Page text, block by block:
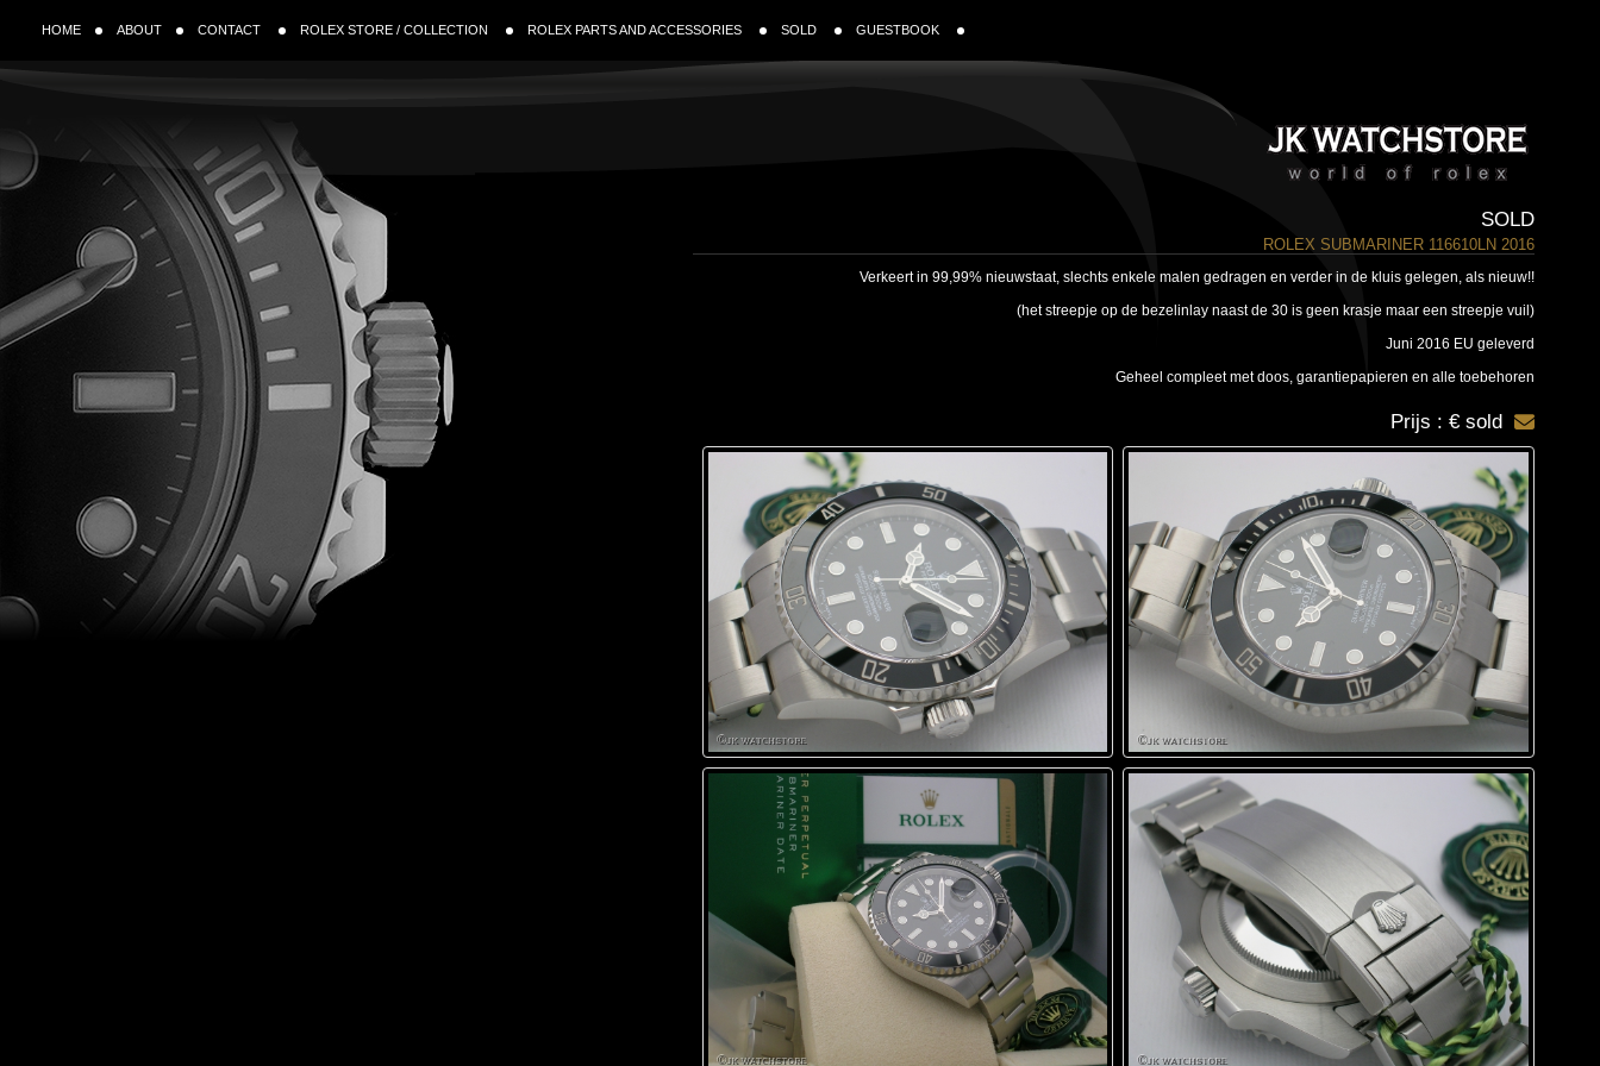
HOME ABOUT CONTACT ROLEX STORE / COLLECTION ROLEX PARTS AND ACCESSORIES SOLD GUESTBOOK
SOLD
ROLEX SUBMARINER 116610LN 2016
Verkeert in 99,99% nieuwstaat, slechts enkele malen gedragen en verder in de kluis gelegen, als nieuw!!
(het streepje op de bezelinlay naast de 30 is geen krasje maar een streepje vuil)
Juni 2016 EU geleverd
Geheel compleet met doos, garantiepapieren en alle toebehoren
Prijs : € sold